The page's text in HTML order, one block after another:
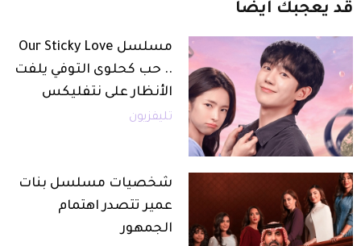
قد يعجبك أيضاً
مسلسل Our Sticky Love
.. حب كحلوى التوفي يلفت
الأنظار على نتفليكس
تليفزيون
شخصيات مسلسل بنات
عمير تتصدر اهتمام
الجمهور